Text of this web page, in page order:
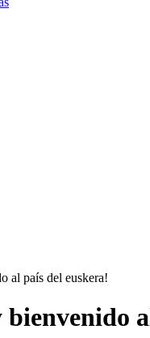
al país del euskera!
bienvenido